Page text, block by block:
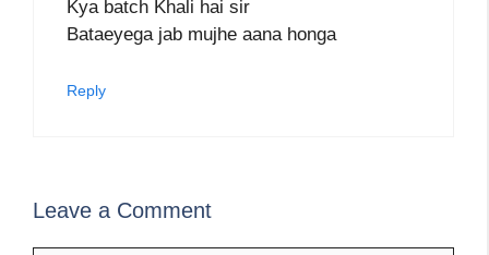
Kya batch Khali hai sir
Bataeyega jab mujhe aana honga
Reply
Leave a Comment